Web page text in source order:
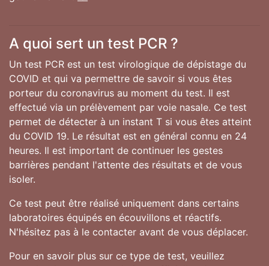
A quoi sert un test PCR ?
Un test PCR est un test virologique de dépistage du
COVID et qui va permettre de savoir si vous êtes
porteur du coronavirus au moment du test. Il est
effectué via un prélèvement par voie nasale. Ce test
permet de détecter à un instant T si vous êtes atteint
du COVID 19. Le résultat est en général connu en 24
heures. Il est important de continuer les gestes
barrières pendant l'attente des résultats et de vous
isoler.
Ce test peut être réalisé uniquement dans certains
laboratoires équipés en écouvillons et réactifs.
N'hésitez pas à le contacter avant de vous déplacer.
Pour en savoir plus sur ce type de test, veuillez